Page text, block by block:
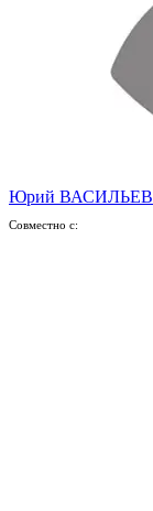
Юрий ВАСИЛЬЕВ
Совместно с: